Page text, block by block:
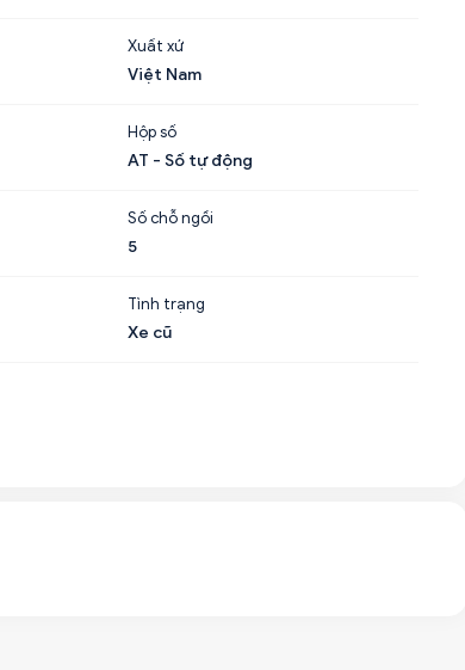
Xuất xứ
Việt Nam
Hộp số
AT - Số tự động
Số chỗ ngồi
5
Tình trạng
Xe cũ